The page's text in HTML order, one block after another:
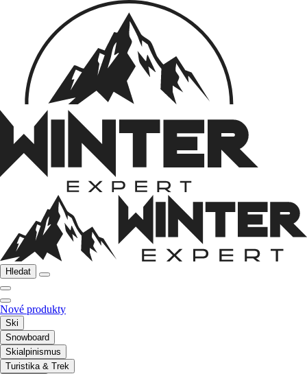
Hledat
Nové produkty
Ski
Snowboard
Skialpinismus
Turistika & Trek